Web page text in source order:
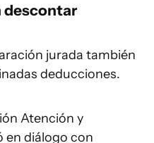
descontar
jurada también
deducciones.
Atención y
en diálogo con